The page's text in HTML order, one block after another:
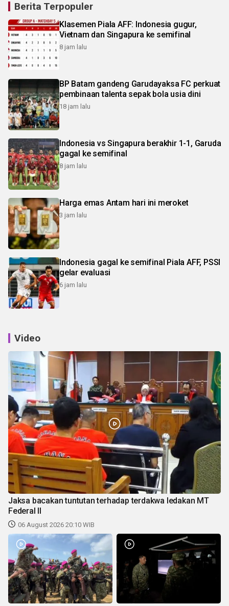
Berita Terpopuler
Klasemen Piala AFF: Indonesia gugur,
Vietnam dan Singapura ke semifinal
8 jam lalu
BP Batam gandeng Garudayaksa FC perkuat
pembinaan talenta sepak bola usia dini
18 jam lalu
Indonesia vs Singapura berakhir 1-1, Garuda
gagal ke semifinal
8 jam lalu
Harga emas Antam hari ini meroket
3 jam lalu
Indonesia gagal ke semifinal Piala AFF, PSSI
gelar evaluasi
6 jam lalu
Video
Jaksa bacakan tuntutan terhadap terdakwa ledakan MT
Federal II
06 August 2026 20:10 WIB